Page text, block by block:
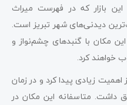
بازار که در فهرست میراث
دیدنی‌های شهر تبریز است.
مکان با گنبدهای چشم‌نواز و
خواهند کرد.
اهمیت زیادی پیدا کرد و در زمان
داشت. متاسفانه این مکان در